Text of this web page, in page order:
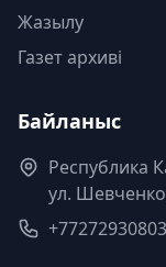
Жазылу
Газет архиві
Байланыс
Республика
ул.
+77272930803